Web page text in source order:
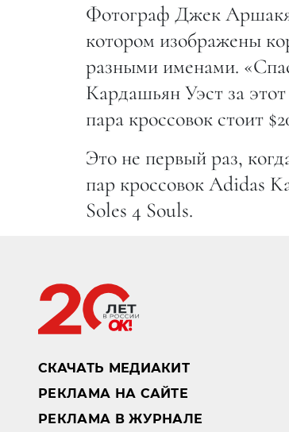
Фотограф Джек
котором изображены
разными именами.
Кардашьян Уэст за
пара кроссовок стоит
Это не первый раз,
пар кроссовок Adidas
Soles 4 Souls.
СМИ: АНДРЕЙ
Футболист и его
пышного торжества